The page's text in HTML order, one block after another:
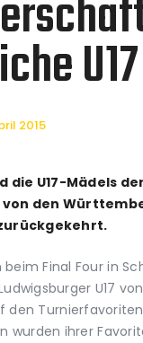
U17
2015
die U17-Mädels
den
Final Four in
U17
den
wurden ihrer